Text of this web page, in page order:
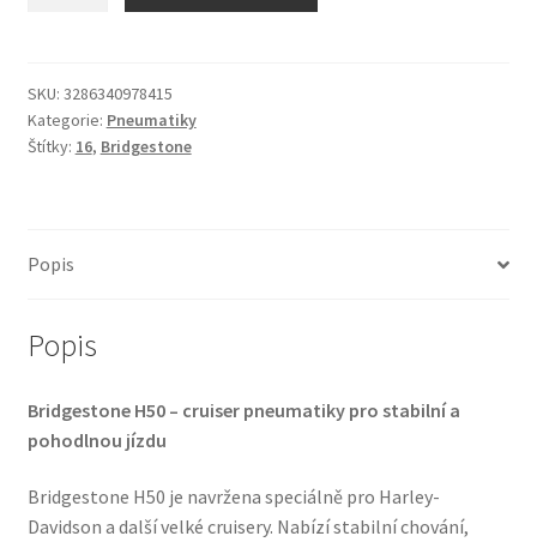
B
16
77H
množství
SKU: 3286340978415
Kategorie: Pneumatiky
Štítky: 16, Bridgestone
Popis
Popis
Bridgestone H50 – cruiser pneumatiky pro stabilní a
pohodlnou jízdu
Bridgestone H50 je navržena speciálně pro Harley-
Davidson a další velké cruisery. Nabízí stabilní chování,